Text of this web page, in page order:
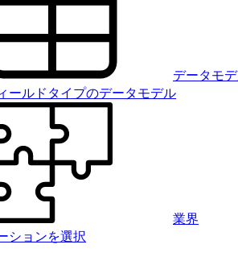
データモ
ールドタイプのデータモデル
業界
ションを選択